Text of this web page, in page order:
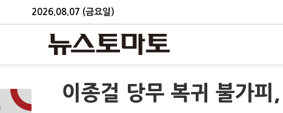
2026.08.07 (금요일)
이종걸 당무 복귀 불가피